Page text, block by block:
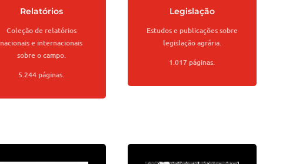
Relatórios
Coleção de relatórios
nacionais e internacionais
sobre o campo.
5.244 páginas.
Legislação
Estudos e publicações sobre
legislação agrária.
1.017 páginas.